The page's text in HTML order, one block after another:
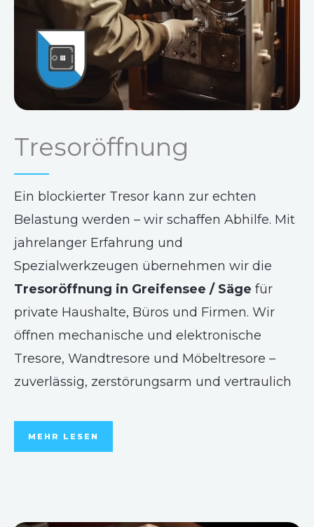
Tresoröffnung
Ein blockierter Tresor kann zur echten
Belastung werden – wir schaffen Abhilfe. Mit
jahrelanger Erfahrung und
Spezialwerkzeugen übernehmen wir die
Tresoröffnung in Greifensee / Säge für
private Haushalte, Büros und Firmen. Wir
öffnen mechanische und elektronische
Tresore, Wandtresore und Möbeltresore –
zuverlässig, zerstörungsarm und vertraulich
MEHR LESEN